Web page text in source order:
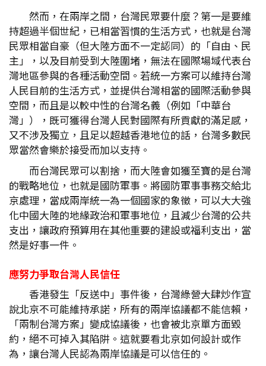
然而，在兩岸之間，台灣民眾要什麼？第一是要維
持超過半個世紀，已相當習慣的生活方式，也就是台灣
民眾相當自豪（但大陸方面不一定認同）的「自由、民
主」，以及目前受到大陸圍堵，無法在國際場域代表台
灣地區參與的各種活動空間。若統一方案可以維持台灣
人民目前的生活方式，並提供台灣相當的國際活動參與
空間，而且是以較中性的台灣名義（例如「中華台
灣」），既可獲得台灣人民對國際有所貢獻的滿足感，
又不涉及獨立，且足以超越香港地位的話，台灣多數民
眾當然會樂於接受而加以支持。
而台灣民眾可以割捨，而大陸會如獲至寶的是台灣
的戰略地位，也就是國防軍事。將國防軍事事務交給北
京處理，當成兩岸統一為一個國家的象徵，可以大大強
化中國大陸的地緣政治和軍事地位，且減少台灣的公共
支出，讓政府預算用在其他重要的建設或福利支出，當
然是好事一件。
應努力爭取台灣人民信任
香港發生「反送中」事件後，台灣綠營大肆炒作宣
說北京不可能維持承諾，所有的兩岸協議都不能信賴，
「兩制台灣方案」變成協議後，也會被北京單方面毀
約，絕不可掉入其陷阱。這就要看北京如何設計或作
為，讓台灣人民認為兩岸協議是可以信任的。